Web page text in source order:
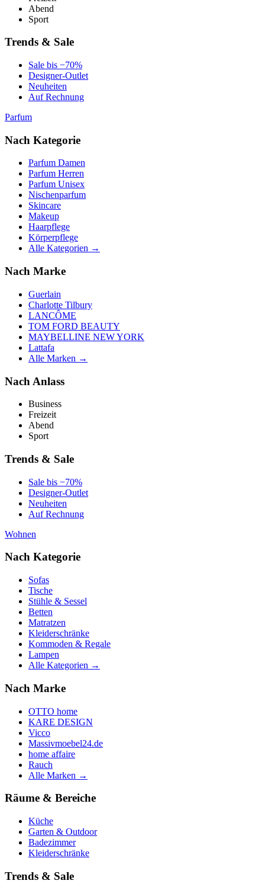
Abend
Sport
Trends & Sale
Sale bis −70%
Designer-Outlet
Neuheiten
Auf Rechnung
Parfum
Nach Kategorie
Parfum Damen
Parfum Herren
Parfum Unisex
Nischenparfum
Skincare
Makeup
Haarpflege
Körperpflege
Alle Kategorien →
Nach Marke
Guerlain
Charlotte Tilbury
LANCÔME
TOM FORD BEAUTY
MAYBELLINE NEW YORK
Lattafa
Alle Marken →
Nach Anlass
Business
Freizeit
Abend
Sport
Trends & Sale
Sale bis −70%
Designer-Outlet
Neuheiten
Auf Rechnung
Wohnen
Nach Kategorie
Sofas
Tische
Stühle & Sessel
Betten
Matratzen
Kleiderschränke
Kommoden & Regale
Lampen
Alle Kategorien →
Nach Marke
OTTO home
KARE DESIGN
Vicco
Massivmoebel24.de
home affaire
Rauch
Alle Marken →
Räume & Bereiche
Küche
Garten & Outdoor
Badezimmer
Kleiderschränke
Trends & Sale